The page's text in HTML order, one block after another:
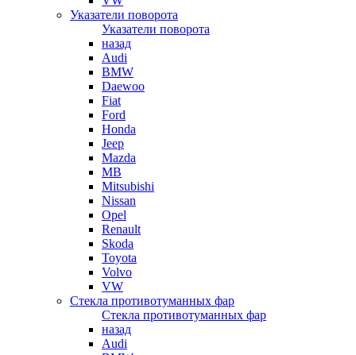
Указатели поворота
Указатели поворота
назад
Audi
BMW
Daewoo
Fiat
Ford
Honda
Jeep
Mazda
MB
Mitsubishi
Nissan
Opel
Renault
Skoda
Toyota
Volvo
VW
Стекла противотуманных фар
Стекла противотуманных фар
назад
Audi